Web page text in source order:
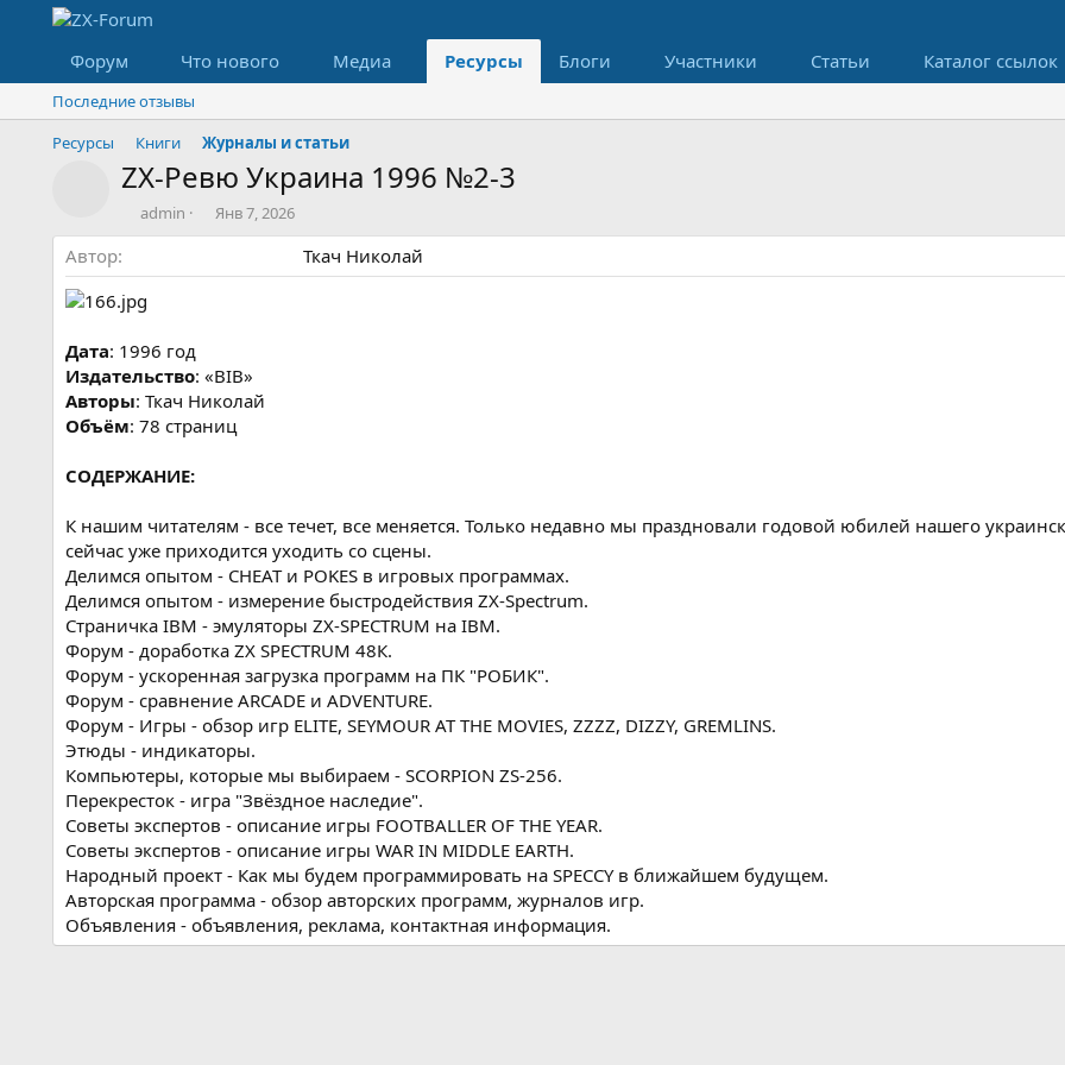
Форум Что нового Медиа Ресурсы Блоги Участники Статьи Каталог ссылок
Последние отзывы
Ресурсы
Книги Журналы и статьи
Значок ресурса
ZX-Ревю Украина 1996 №2-3
А
в
о
р
admin
Д
а
а
а
н
и
Янв 7, 2026
Автор Ткач Николай
Дата: 1996 год
Издательство: «ВIВ»
Авторы: Ткач Николай
Объём: 78 страниц
СОДЕРЖАНИЕ:
К нашим читателям - все течет, все меняется. Только недавно мы праздновали годовой юбилей нашего
сейчас уже приходится уходить со сцены.
Делимся опытом - CHEAT и POKES в игровых программах.
Делимся опытом - измерение быстродействия ZX-Spectrum.
Страничка IBM - эмуляторы ZX-SPECTRUM на IBM.
Форум - доработка ZX SPECTRUM 48К.
Форум - ускоренная загрузка программ на ПК "РОБИК".
Форум - сравнение ARCADE и ADVENTURE.
Форум - Игры - обзор игр ELITE, SEYMOUR AT THE MOVIES, ZZZZ, DIZZY, GREMLINS.
Этюды - индикаторы.
Компьютеры, которые мы выбираем - SCORPION ZS-256.
Перекресток - игра "Звёздное наследие".
Советы экспертов - описание игры FOOTBALLER OF THE YEAR.
Советы экспертов - описание игры WAR IN MIDDLE EARTH.
Народный проект - Как мы будем программировать на SPECCY в ближайшем будущем.
Авторская программа - обзор авторских программ, журналов игр.
Объявления - объявления, реклама, контактная информация.